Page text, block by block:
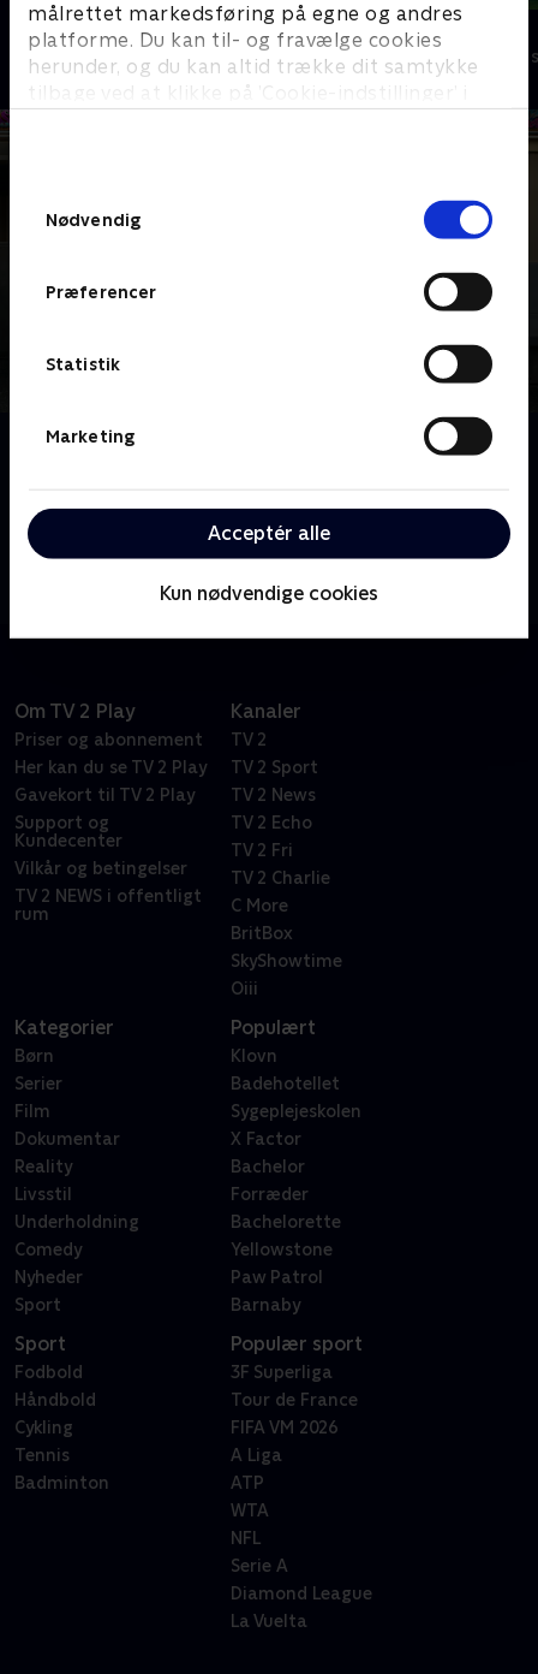
målrettet markedsføring på egne og andres
platforme. Du kan til- og fravælge cookies
herunder, og du kan altid trække dit samtykke
tilbage ved at klikke på ’Cookie-indstillinger’ i
Nødvendig
Præferencer
Statistik
Marketing
Acceptér alle
Kun nødvendige cookies
Vicke Viking
Børneserier • 1 sæsoner
Monchhichi
Børneserier •
Om Game Shakers
skoleprojekt, der uventet vokser sig til en global
populær succes på flere millioner dollars. Men da en
rapstjerne truer dem med sagsanlæg, beslutter
pigerne sig for at samarbejde med ham og hans søn.
Om TV 2 Play
Priser og abonnement
Her kan du se TV 2 Play
Gavekort til TV 2 Play
Support og
Kundecenter
Vilkår og betingelser
TV 2 NEWS i offentligt
rum
Kanaler
TV 2
TV 2 Sport
TV 2 News
TV 2 Echo
TV 2 Fri
TV 2 Charlie
C More
BritBox
SkyShowtime
Oiii
Kategorier
Børn
Serier
Film
Dokumentar
Reality
Livsstil
Underholdning
Comedy
Nyheder
Sport
Populært
Klovn
Badehotellet
Sygeplejeskolen
X Factor
Bachelor
Forræder
Bachelorette
Yellowstone
Paw Patrol
Barnaby
Sport
Fodbold
Håndbold
Cykling
Tennis
Badminton
Populær sport
3F Superliga
Tour de France
FIFA VM 2026
A Liga
ATP
WTA
NFL
Serie A
Diamond League
La Vuelta